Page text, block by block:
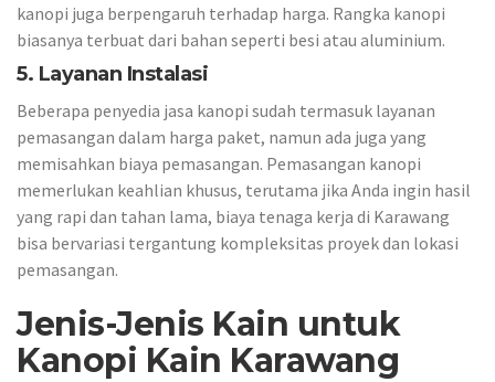
kanopi juga berpengaruh terhadap harga. Rangka kanopi
biasanya terbuat dari bahan seperti besi atau aluminium.
5. Layanan Instalasi
Beberapa penyedia jasa kanopi sudah termasuk layanan
pemasangan dalam harga paket, namun ada juga yang
memisahkan biaya pemasangan. Pemasangan kanopi
memerlukan keahlian khusus, terutama jika Anda ingin hasil
yang rapi dan tahan lama, biaya tenaga kerja di Karawang
bisa bervariasi tergantung kompleksitas proyek dan lokasi
pemasangan.
Jenis-Jenis Kain untuk
Kanopi Kain Karawang